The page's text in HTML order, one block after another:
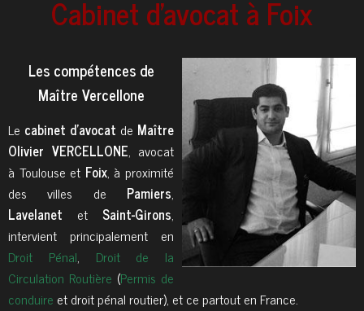
Cabinet d'avocat à Foix
Les compétences de
Maître Vercellone
Le cabinet d'avocat de Maître
Olivier VERCELLONE, avocat
à Toulouse et Foix, à proximité
des villes de Pamiers,
Lavelanet et Saint-Girons,
intervient principalement en
Droit Pénal, Droit de la
Circulation Routière (Permis de
conduire et droit pénal routier), et ce partout en France.